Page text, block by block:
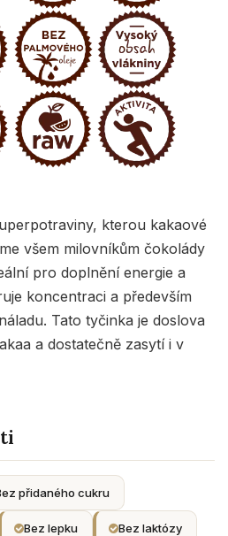
kterou kakaové
všem milovníkům čokolády
pro doplnění energie a
koncentraci a především
Tato tyčinka je doslova
a dostatečně zasytí i v
přidaného cukru
Bez lepku Bez laktózy